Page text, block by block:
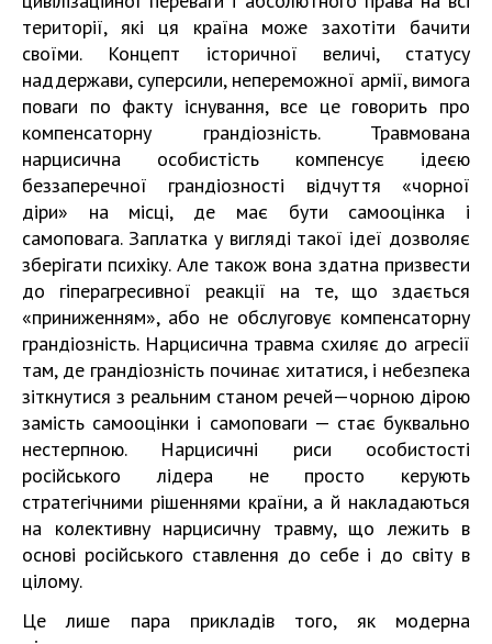
території, які ця країна може захотіти бачити
своїми. Концепт історичної величі, статусу
наддержави, суперсили, непереможної армії, вимога
поваги по факту існування, все це говорить про
компенсаторну грандіозність. Травмована
нарцисична особистість компенсує ідеєю
беззаперечної грандіозності відчуття «чорної
діри» на місці, де має бути самооцінка і
самоповага. Заплатка у вигляді такої ідеї дозволяє
зберігати психіку. Але також вона здатна призвести
до гіперагресивної реакції на те, що здається
«приниженням», або не обслуговує компенсаторну
грандіозність. Нарцисична травма схиляє до агресії
там, де грандіозність починає хитатися, і небезпека
зіткнутися з реальним станом речей — чорною дірою
замість самооцінки і самоповаги — стає буквально
нестерпною. Нарцисичні риси особистості
російського лідера не просто керують
стратегічними рішеннями країни, а й накладаються
на колективну нарцисичну травму, що лежить в
основі російського ставлення до себе і до світу в
цілому.
Це лише пара прикладів того, як модерна